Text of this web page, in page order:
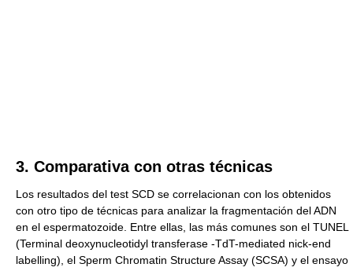
3. Comparativa con otras técnicas
Los resultados del test SCD se correlacionan con los obtenidos
con otro tipo de técnicas para analizar la fragmentación del ADN
en el espermatozoide. Entre ellas, las más comunes son el TUNEL
(Terminal deoxynucleotidyl transferase -TdT-mediated nick-end
labelling), el Sperm Chromatin Structure Assay (SCSA) y el ensayo